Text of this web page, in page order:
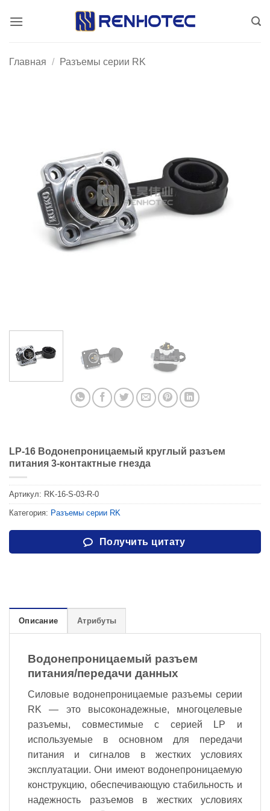
Главная / Разъемы серии RK
LP-16 Водонепроницаемый круглый разъем
питания 3-контактные гнезда
Артикул: RK-16-S-03-R-0
Категория: Разъемы серии RK
Получить цитату
Описание Атрибуты
Водонепроницаемый разъем
питания/передачи данных
Силовые водонепроницаемые разъемы серии
RK — это высоконадежные, многоцелевые
разъемы, совместимые с серией LP и
используемые в основном для передачи
питания и сигналов в жестких условиях
эксплуатации. Они имеют водонепроницаемую
конструкцию, обеспечивающую стабильность и
надежность разъемов в жестких условиях